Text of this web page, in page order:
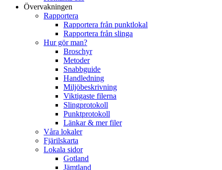
Övervakningen
Rapportera
Rapportera från punktlokal
Rapportera från slinga
Hur gör man?
Broschyr
Metoder
Snabbguide
Handledning
Miljöbeskrivning
Viktigaste filerna
Slingprotokoll
Punktprotokoll
Länkar & mer filer
Våra lokaler
Fjärilskarta
Lokala sidor
Gotland
Jämtland